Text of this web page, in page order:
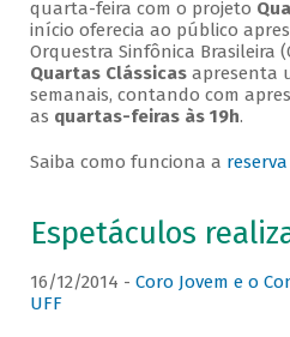
quarta-feira com o projeto
início oferecia ao público
Orquestra Sinfônica Brasileira
Quartas Clássicasapresenta
semanais, contando com
as quartas-feiras às 19h.
Saiba como funciona a
Espetáculos
16/12/2014 - Coro Jovem e o
UFF